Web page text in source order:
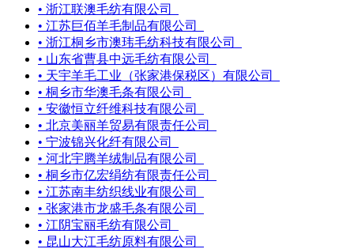
• 浙江联澳毛纺有限公司
• 江苏巨佰羊毛制品有限公司
• 浙江桐乡市澳玮毛纺科技有限公司
• 山东省曹县中远毛纺有限公司
• 天宇羊毛工业（张家港保税区）有限公司
• 桐乡市华澳毛条有限公司
• 安徽恒立纤维科技有限公司
• 北京美丽羊贸易有限责任公司
• 宁波锦兴化纤有限公司
• 河北宇腾羊绒制品有限公司
• 桐乡市亿宏绢纺有限责任公司
• 江苏南丰纺织线业有限公司
• 张家港市龙盛毛条有限公司
• 江阴宝丽毛纺有限公司
• 昆山大江毛纺原料有限公司